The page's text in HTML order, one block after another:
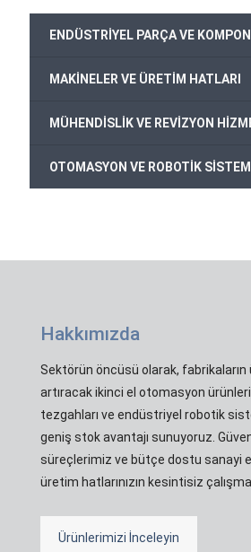
ENDÜSTRİYEL PARÇA VE
MAKİNELER VE ÜRETİM HATLARI
MÜHENDİSLİK VE REVİZYON
OTOMASYON VE ROBOTİK
Hakkımızda
Sektörün öncüsü olarak,
artıracak ikinci el otomasyon
tezgahları ve endüstriyel robotik
geniş stok avantajı sunuyoruz.
süreçlerimiz ve bütçe dostu sanayi
üretim hatlarınızın kesintisiz
Ürünlerimizi İnceleyin